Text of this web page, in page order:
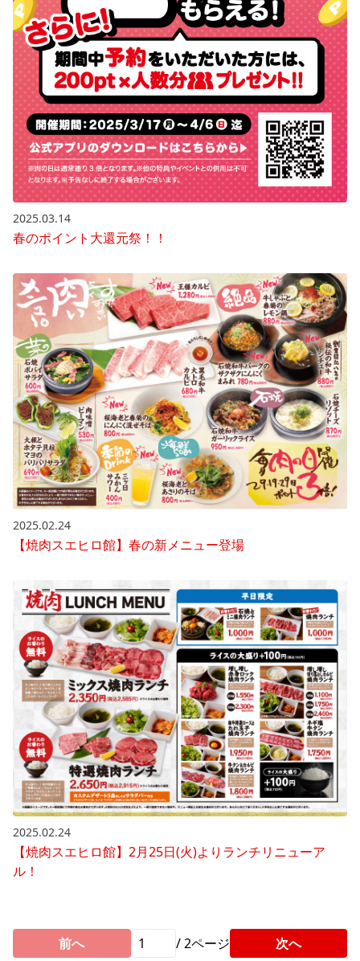
2025.03.14
春のポイント大還元祭！！
2025.02.24
【焼肉スエヒロ館】春の新メニュー登場
2025.02.24
【焼肉スエヒロ館】2月25日(火)よりランチリニューア
ル！
前へ /2ページ 次へ